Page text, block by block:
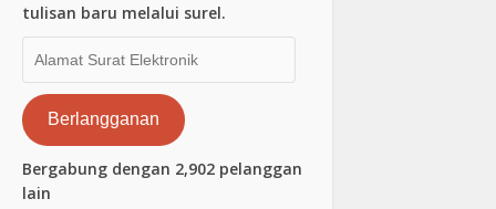
tulisan baru melalui surel.
Surat
Elektronik
Berlangganan
Bergabung dengan 2,902 pelanggan
lain